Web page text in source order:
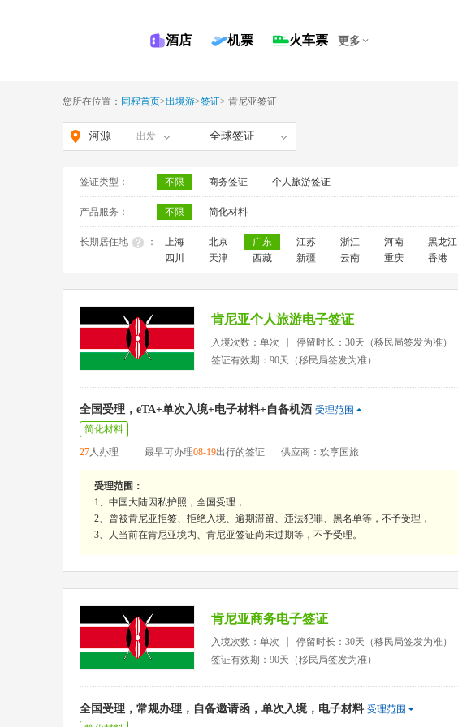
酒店 机票 火车票 更多
您所在位置： 同程首页>出境游>签证> 肯尼亚签证
河源 出发 全球签证
签证类型： 不限 商务签证 个人旅游签证
产品服务： 不限 简化材料
长期居住地 ： 上海 北京 广东 江苏 浙江 河南 黑龙江
四川
天津 西藏 新疆 云南 重庆 香港
肯尼亚个人旅游电子签证
入境次数：单次
停留时长：30天（移民局签发为准）
签证有效期：90天（移民局签发为准）
全国受理，eTA+单次入境+电子材料+自备机酒 受理范围
简化材料
27人办理 最早可办理08-19出行的签证 供应商：欢享国旅
受理范围：
1、中国大陆因私护照，全国受理，
2、曾被肯尼亚拒签、拒绝入境、逾期滞留、违法犯罪、黑名单等，不予受理，
3、人当前在肯尼亚境内、肯尼亚签证尚未过期等，不予受理。
肯尼亚商务电子签证
入境次数：单次
停留时长：30天（移民局签发为准）
签证有效期：90天（移民局签发为准）
全国受理，常规办理，自备邀请函，单次入境，电子材料 受理范围